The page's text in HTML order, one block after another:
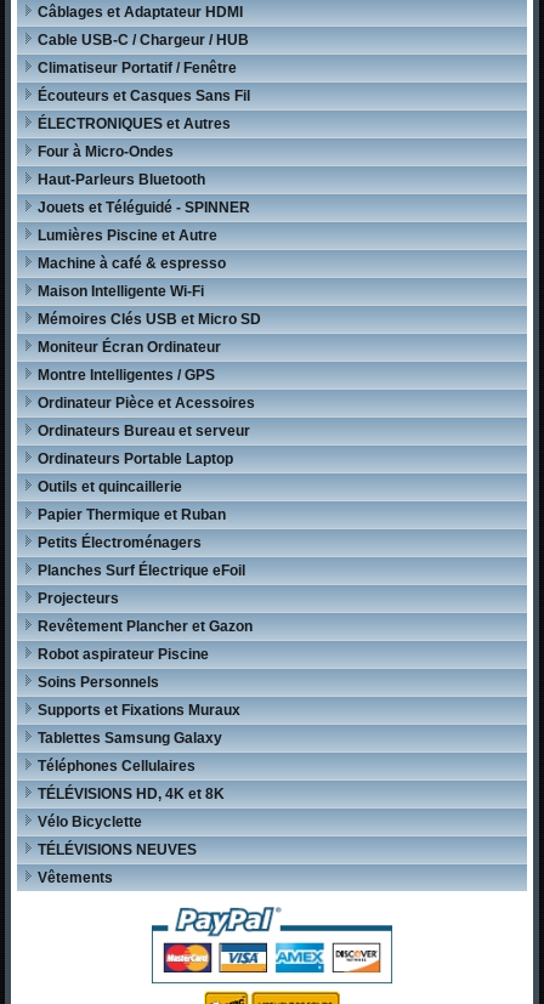
Câblages et Adaptateur HDMI
Cable USB-C / Chargeur / HUB
Climatiseur Portatif / Fenêtre
Écouteurs et Casques Sans Fil
ÉLECTRONIQUES et Autres
Four à Micro-Ondes
Haut-Parleurs Bluetooth
Jouets et Téléguidé - SPINNER
Lumières Piscine et Autre
Machine à café & espresso
Maison Intelligente Wi-Fi
Mémoires Clés USB et Micro SD
Moniteur Écran Ordinateur
Montre Intelligentes / GPS
Ordinateur Pièce et Acessoires
Ordinateurs Bureau et serveur
Ordinateurs Portable Laptop
Outils et quincaillerie
Papier Thermique et Ruban
Petits Électroménagers
Planches Surf Électrique eFoil
Projecteurs
Revêtement Plancher et Gazon
Robot aspirateur Piscine
Soins Personnels
Supports et Fixations Muraux
Tablettes Samsung Galaxy
Téléphones Cellulaires
TÉLÉVISIONS HD, 4K et 8K
Vélo Bicyclette
TÉLÉVISIONS NEUVES
Vêtements